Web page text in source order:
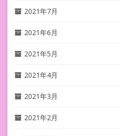
2021年7月
2021年6月
2021年5月
2021年4月
2021年3月
2021年2月